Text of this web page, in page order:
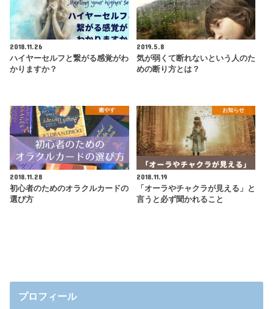
2018.11.26
ハイヤーセルフと繋がる感覚がわ
かりますか？
2019.5.8
気が弱くて断れないという人のた
めの断り方とは？
癒やす
2018.11.28
初心者のためのオラクルカードの
選び方
お知らせ
2018.11.19
「オーラやチャクラが見える」と
言うと必ず聞かれること
プロフィール